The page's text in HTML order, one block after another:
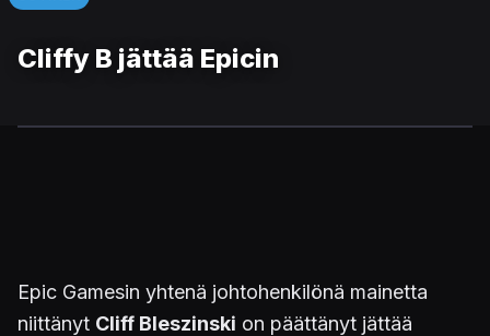
Cliffy B jättää Epicin
Epic Gamesin yhtenä johtohenkilönä mainetta
niittänyt Cliff Bleszinski on päättänyt jättää